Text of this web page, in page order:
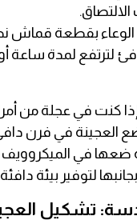
الالتصاق.
بقطعة قماش
لترتفع لمدة ساعة
كنت في عجلة من
العجينة في فرن
ضعها في
لتوفير بيئة
تشكيل